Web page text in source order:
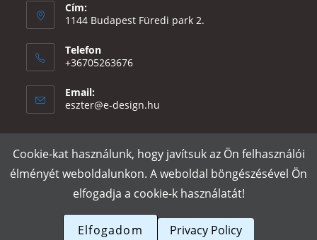
Cím:
1144 Budapest Füredi park 2.
Telefon
+36705263676
Email:
eszter@e-design.hu
Rólunk Szállítás és fizetés Adatvédelmi tájékoztató
ÁSZF
Póló nyomtatás
Cookie-kat használunk, hogy javítsuk az Ön felhasználói
élményét weboldalunkon. A weboldal böngészésével Ön
elfogadja a cookie-k használatát!
Elfogadom Privacy Policy